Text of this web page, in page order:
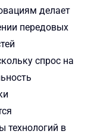
делает
передовых
спрос на
технологий в